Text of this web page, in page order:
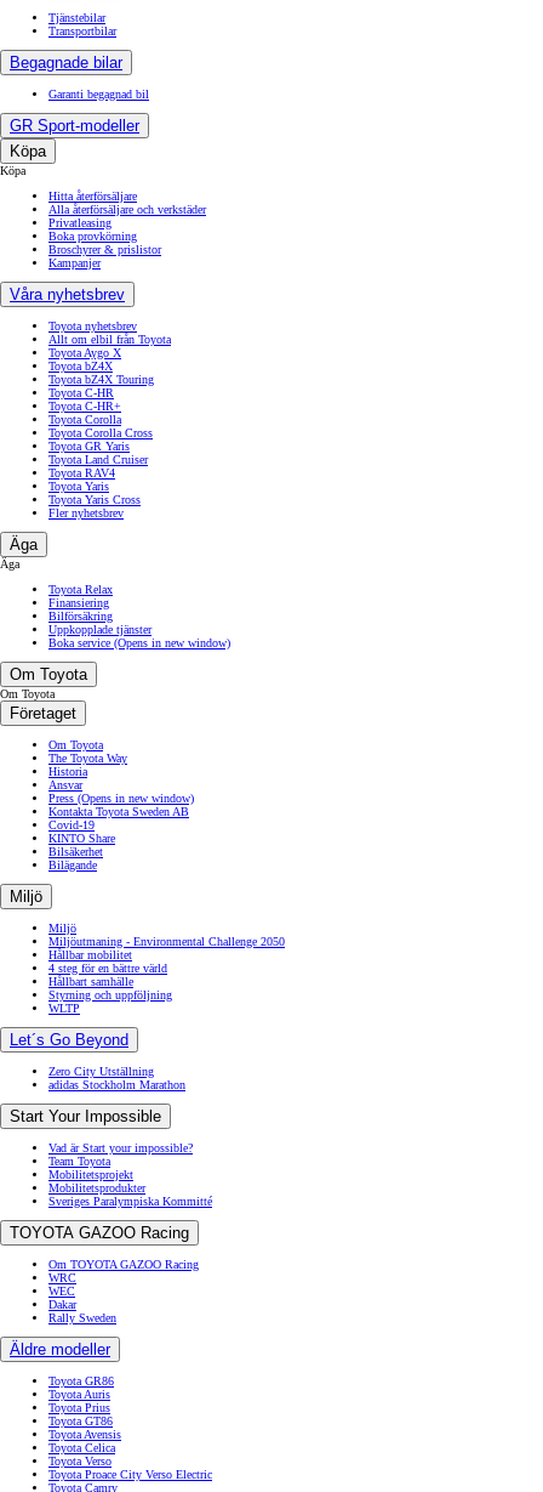
Tjänstebilar
Transportbilar
Begagnade bilar
Garanti begagnad bil
GR Sport-modeller
Köpa
Köpa
Hitta återförsäljare
Alla återförsäljare och verkstäder
Privatleasing
Boka provkörning
Broschyrer & prislistor
Kampanjer
Våra nyhetsbrev
Toyota nyhetsbrev
Allt om elbil från Toyota
Toyota Aygo X
Toyota bZ4X
Toyota bZ4X Touring
Toyota C-HR
Toyota C-HR+
Toyota Corolla
Toyota Corolla Cross
Toyota GR Yaris
Toyota Land Cruiser
Toyota RAV4
Toyota Yaris
Toyota Yaris Cross
Fler nyhetsbrev
Äga
Äga
Toyota Relax
Finansiering
Bilförsäkring
Uppkopplade tjänster
Boka service (Opens in new window)
Om Toyota
Om Toyota
Företaget
Om Toyota
The Toyota Way
Historia
Ansvar
Press (Opens in new window)
Kontakta Toyota Sweden AB
Covid-19
KINTO Share
Bilsäkerhet
Bilägande
Miljö
Miljö
Miljöutmaning - Environmental Challenge 2050
Hållbar mobilitet
4 steg för en bättre värld
Hållbart samhälle
Styrning och uppföljning
WLTP
Let´s Go Beyond
Zero City Utställning
adidas Stockholm Marathon
Start Your Impossible
Vad är Start your impossible?
Team Toyota
Mobilitetsprojekt
Mobilitetsprodukter
Sveriges Paralympiska Kommitté
TOYOTA GAZOO Racing
Om TOYOTA GAZOO Racing
WRC
WEC
Dakar
Rally Sweden
Äldre modeller
Toyota GR86
Toyota Auris
Toyota Prius
Toyota GT86
Toyota Avensis
Toyota Celica
Toyota Verso
Toyota Proace City Verso Electric
Toyota Camry